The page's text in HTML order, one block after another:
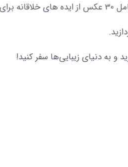
در اینجا شما را به تماشای مجموعه‌ای از عکس‌های متنوع و
و به دنیای زیبایی‌ها سفر کنید!